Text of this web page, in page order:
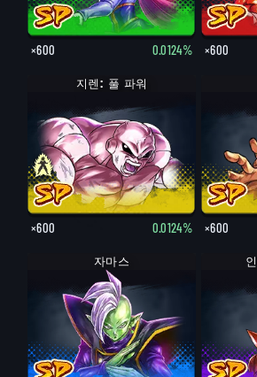
×600 0.0124% ×600
지렌
지렌: 풀 파워
×600 0.0124% ×600
자마스